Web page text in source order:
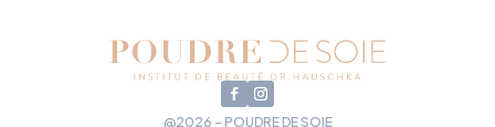
@2026 - POUDRE DE SOIE